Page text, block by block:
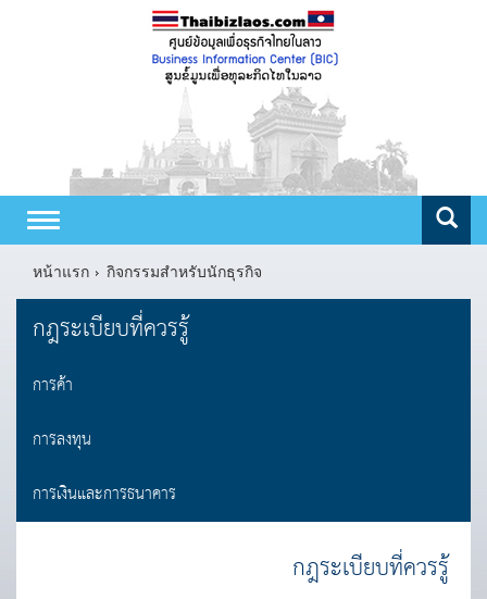
Toggle
navigation
หน้าแรก
กิจกรรมสำหรับนักธุรกิจ
กฎระเบียบที่ควรรู้
การค้า
การลงทุน
การเงินและการธนาคาร
กฎระเบียบที่ควรรู้